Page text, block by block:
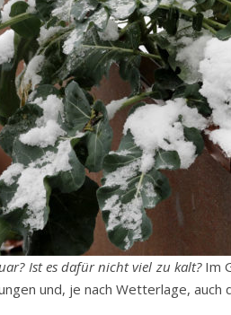
Ist es dafür nicht viel zu kalt?Im
und, je nach Wetterlage,